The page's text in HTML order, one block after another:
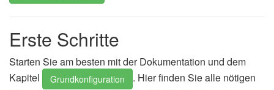
Erste Schritte
Starten Sie am besten mit der Dokumentation und dem
Kapitel
Grundkonfiguration
. Hier finden Sie alle nötigen